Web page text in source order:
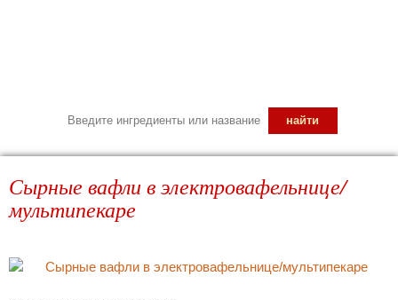
Сырные вафли в электровафельнице/
мультипекаре